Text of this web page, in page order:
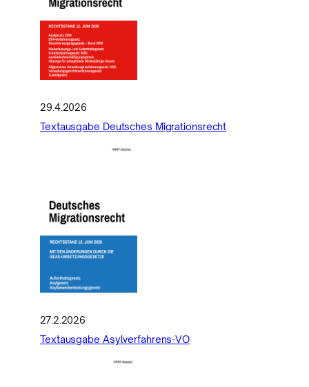
29.4.2026
Textausgabe Deutsches Migrationsrecht
27.2.2026
Textausgabe Asylverfahrens-VO